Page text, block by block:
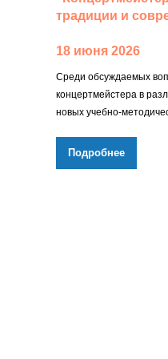
традиции и
18 июня 2026
Среди обсуждаемых
концертмейстера в
новых учебно-
Подробнее